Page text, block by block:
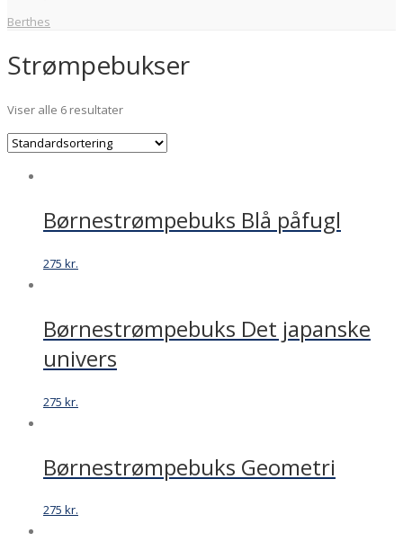
Berthes
Strømpebukser
Viser alle 6 resultater
Børnestrømpebuks Blå påfugl
275 kr.
Børnestrømpebuks Det japanske
univers
275 kr.
Børnestrømpebuks Geometri
275 kr.